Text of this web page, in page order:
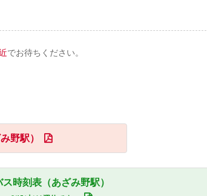
でお待ちください。
野駅）
時刻表（あざみ野駅）